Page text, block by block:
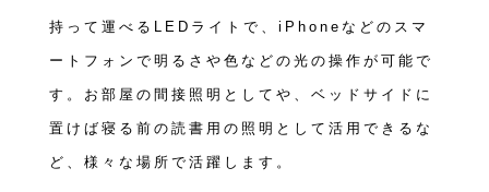
持って運べるLEDライトで、iPhoneなどのスマ
ートフォンで明るさや色などの光の操作が可能で
す。お部屋の間接照明としてや、ベッドサイドに
置けば寝る前の読書用の照明として活用できるな
ど、様々な場所で活躍します。